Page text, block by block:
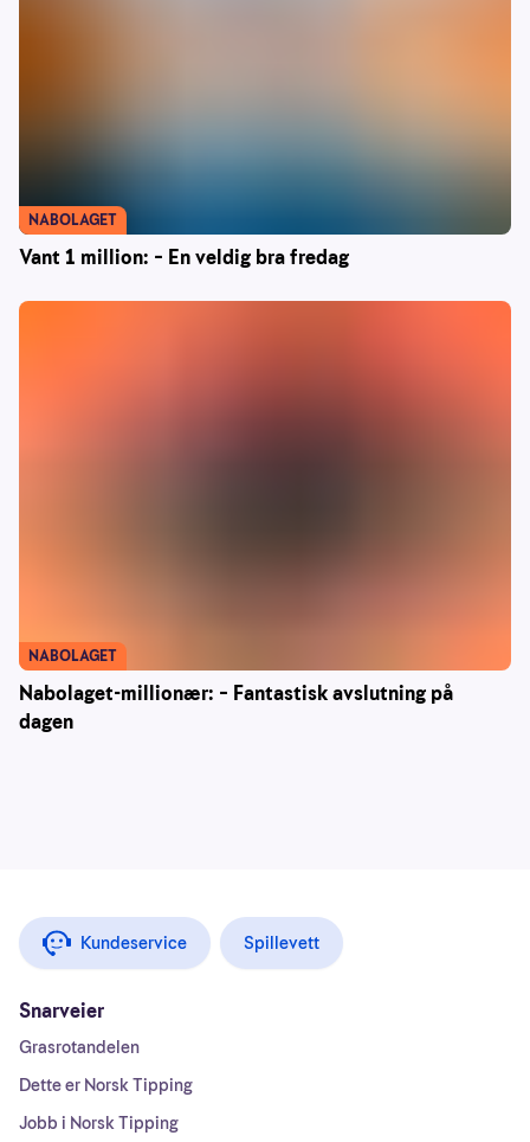
Vant 1 million: – En veldig bra fredag
NABOLAGET
Nabolaget-millionær: – Fantastisk avslutning på
dagen
NABOLAGET
Kundeservice Spillevett
Snarveier
Grasrotandelen
Dette er Norsk Tipping
Jobb i Norsk Tipping